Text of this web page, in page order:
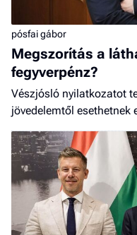
pósfai gábor
Megszorítás a
fegyverpénz?
Vészjósló nyilatkozatot
jövedelemtől esethetnek